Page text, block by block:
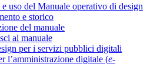
uso del Manuale operativo di design
e storico
del manuale
al manuale
per i servizi pubblici digitali
l’amministrazione digitale (e-